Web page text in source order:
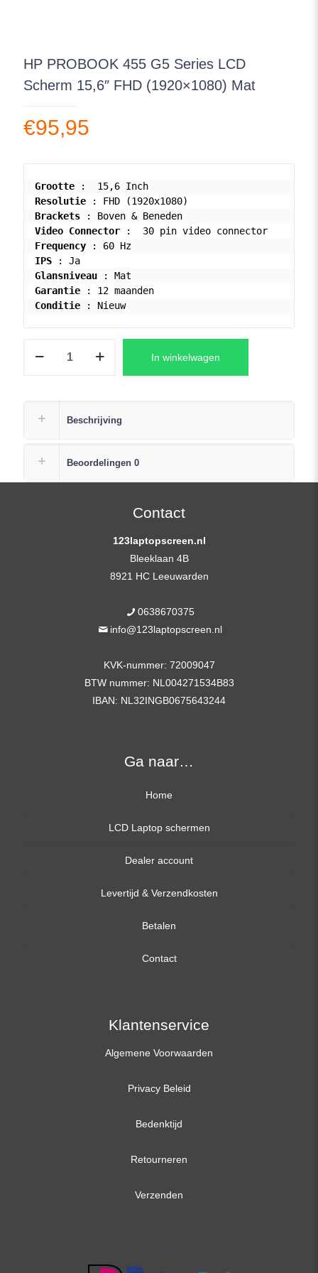
HP PROBOOK 455 G5 Series LCD
Scherm 15,6″ FHD (1920×1080) Mat
€95,95
Grootte
Resolutie
Brackets
Video Connector
Frequency
IPS
Glansniveau
Garantie
Conditie : Nieuw
PROBOOK
Series
In winkelwagen
Beschrijving
Beoordelingen 0
Contact
123laptopscreen.nl
Bleeklaan 4B
8921 HC Leeuwarden
0638670375
info@123laptopscreen.nl
KVK-nummer: 72009047
BTW nummer: NL004271534B83
IBAN: NL32INGB0675643244
Ga naar…
Home
LCD Laptop schermen
13,3 inch
14,0 inch
15,6 inch
17,3 inch
Dealer account
Levertijd & Verzendkosten
Betalen
Contact
Klantenservice
Algemene Voorwaarden
Privacy Beleid
Bedenktijd
Retourneren
Verzenden